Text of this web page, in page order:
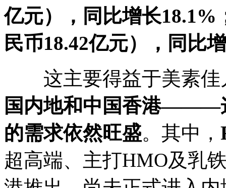
亿元），同比增长18.1%
民币18.42亿元），同比
这主要得益于美素佳
国内地和中国香港———
的需求依然旺盛。其中，
超高端、主打HMO及乳